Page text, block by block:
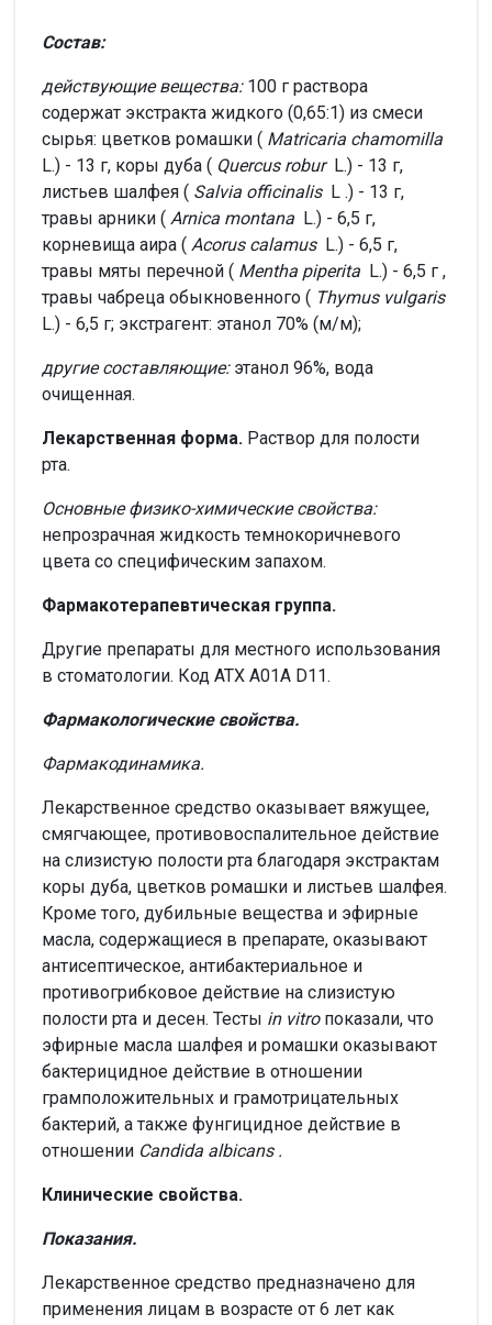
Состав:
действующие вещества:100 г раствора
содержат экстракта жидкого (0,65:1) из смеси
сырья: цветков ромашки ( Matricaria chamomilla
L.) - 13 г, коры дуба ( Quercus robur L.) - 13 г,
листьев шалфея ( Salvia officinalis L .) - 13 г,
травы арники ( Arnica montana L.) - 6,5 г,
корневища аира ( Acorus calamus L.) - 6,5 г,
травы мяты перечной ( Mentha piperita L.) - 6,5 г ,
травы чабреца обыкновенного ( Thymus vulgaris
L.) - 6,5 г; экстрагент: этанол 70% (м/м);
другие составляющие:этанол 96%, вода
очищенная.
Лекарственная форма. Раствор для полости
рта.
Основные физико-химические свойства:
непрозрачная жидкость темнокоричневого
цвета со специфическим запахом.
Фармакотерапевтическая группа.
Другие препараты для местного использования
в стоматологии. Код ATX А01А D11.
Фармакологические свойства.
Фармакодинамика.
Лекарственное средство оказывает вяжущее,
смягчающее, противовоспалительное действие
на слизистую полости рта благодаря экстрактам
коры дуба, цветков ромашки и листьев шалфея.
Кроме того, дубильные вещества и эфирные
масла, содержащиеся в препарате, оказывают
антисептическое, антибактериальное и
противогрибковое действие на слизистую
полости рта и десен. Тесты in vitroпоказали, что
эфирные масла шалфея и ромашки оказывают
бактерицидное действие в отношении
грамположительных и грамотрицательных
бактерий, а также фунгицидное действие в
отношении Candida albicans .
Клинические свойства.
Показания.
Лекарственное средство предназначено для
применения лицам в возрасте от 6 лет как